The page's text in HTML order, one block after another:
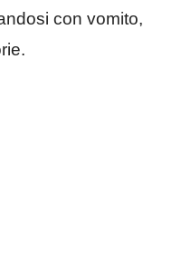
con vomito,